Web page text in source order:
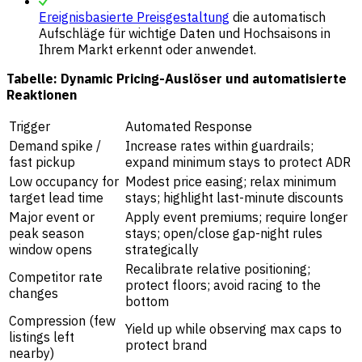
Ereignisbasierte Preisgestaltung die automatisch
Aufschläge für wichtige Daten und Hochsaisons in
Ihrem Markt erkennt oder anwendet.
Tabelle: Dynamic Pricing-Auslöser und automatisierte
Reaktionen
Trigger
Automated Response
Demand spike /
fast pickup
Increase rates within guardrails;
expand minimum stays to protect ADR
Low occupancy for
target lead time
Modest price easing; relax minimum
stays; highlight last-minute discounts
Major event or
peak season
window opens
Apply event premiums; require longer
stays; open/close gap-night rules
strategically
Competitor rate
changes
Recalibrate relative positioning;
protect floors; avoid racing to the
bottom
Compression (few
listings left
nearby)
Yield up while observing max caps to
protect brand